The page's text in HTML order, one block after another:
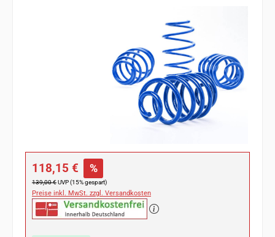
Verkaufspreis:
118,15 € %
Regulärer Preis:
139,00 €UVP (15% gespart)
Preise inkl. MwSt. zzgl. Versandkosten